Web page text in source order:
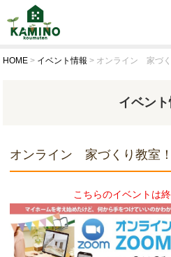
HOME > イベント情報 > オンライン 家づく
イベン
オンライン 家づくり教室！
こちらのイベントは